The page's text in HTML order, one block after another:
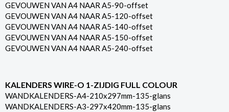
GEVOUWEN VAN A4 NAAR A5-90-offset
GEVOUWEN VAN A4 NAAR A5-120-offset
GEVOUWEN VAN A4 NAAR A5-140-offset
GEVOUWEN VAN A4 NAAR A5-150-offset
GEVOUWEN VAN A4 NAAR A5-240-offset
KALENDERS WIRE-O 1-ZIJDIG FULL COLOUR
WANDKALENDERS-A4-210x297mm-135-glans
WANDKALENDERS-A3-297x420mm-135-glans